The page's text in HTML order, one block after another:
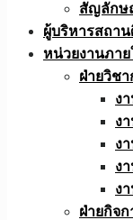
สัญลักษ
ผู้บริหารสถา
หน่วยงานภาย
ฝ่ายวิชา
ง
ง
ง
ง
ง
ฝ่ายกิจ